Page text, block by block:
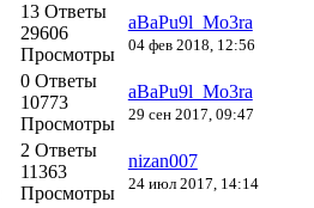
13 Ответы
29606
Просмотры
aBaPu9l_Mo3ra
04 фев 2018, 12:56
0 Ответы
10773
Просмотры
aBaPu9l_Mo3ra
29 сен 2017, 09:47
2 Ответы
11363
Просмотры
nizan007
24 июл 2017, 14:14